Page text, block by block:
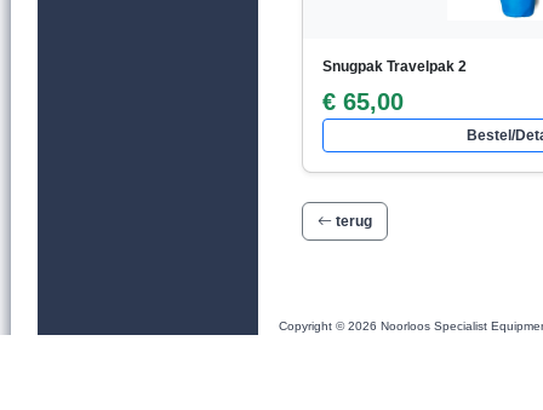
Snugpak Travelpak 2
€ 65,00
Bestel/
terug
Copyright © 2026 Noorloos Specialist